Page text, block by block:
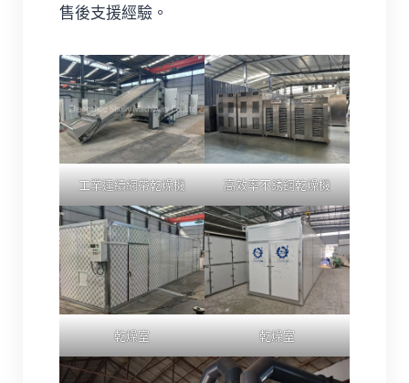
售後支援經驗。
工業連續網帶乾燥機 高效率不銹鋼乾燥機
乾燥室 乾燥室